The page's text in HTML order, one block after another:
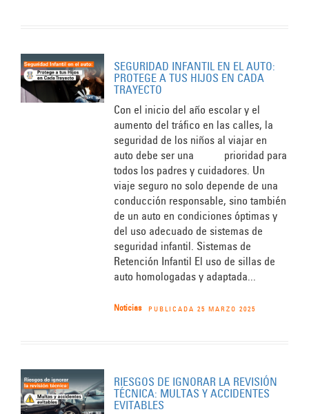
SEGURIDAD INFANTIL EN EL AUTO:
PROTEGE A TUS HIJOS EN CADA
TRAYECTO
Con el inicio del año escolar y el
aumento del tráfico en las calles, la
seguridad de los niños al viajar en
auto debe ser una prioridad para
todos los padres y cuidadores. Un
viaje seguro no solo depende de una
conducción responsable, sino también
de un auto en condiciones óptimas y
del uso adecuado de sistemas de
seguridad infantil. Sistemas de
Retención Infantil El uso de sillas de
auto homologadas y adaptada...
Noticias PUBLICADA 25 MARZO 2025
RIESGOS DE IGNORAR LA REVISIÓN
TÉCNICA: MULTAS Y ACCIDENTES
EVITABLES